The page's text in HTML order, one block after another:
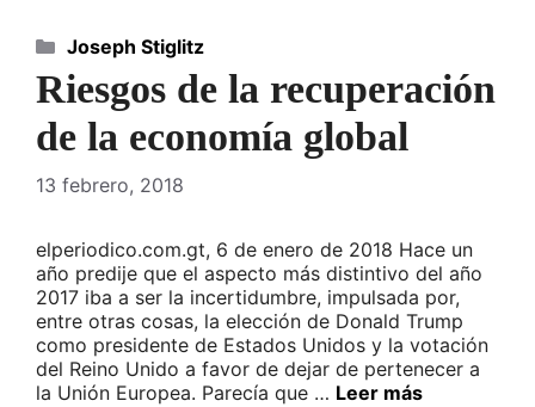
Riesgos de la recuperación
de la economía global
13 febrero, 2018
elperiodico.com.gt, 6 de enero de 2018 Hace un
año predije que el aspecto más distintivo del año
2017 iba a ser la incertidumbre, impulsada por,
entre otras cosas, la elección de Donald Trump
como presidente de Estados Unidos y la votación
del Reino Unido a favor de dejar de pertenecer a
la Unión Europea. Parecía que … Leer más
Categorías
Joseph Stiglitz